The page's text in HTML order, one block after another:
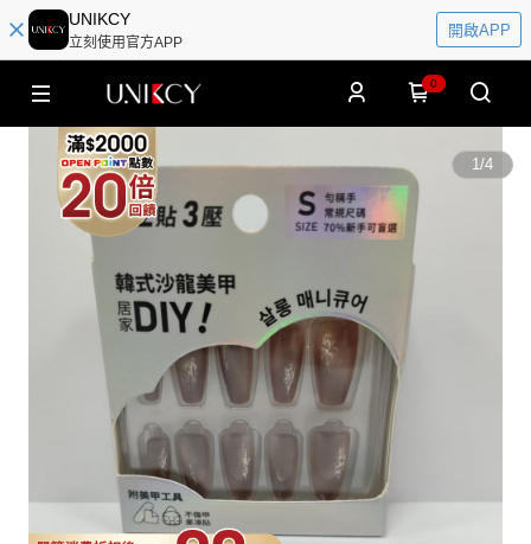
UNIKCY
立刻使用官方APP
開啟APP
0
1/4